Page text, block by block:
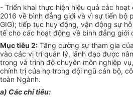
- Triển khai thực hiện hiệu quả các hoạt
2016 về bình đẳng giới và vì sự tiến bộ
GIG); tiếp tục huy động, vận động sự
tế cho các hoạt động về bình đẳng giới
Mục tiêu 2: Tăng cường sự tham gia
vào các vị trí quản lý, lãnh đạo được
trọng và trình độ chuyên môn nghiệp
chính trị của họ trong đội ngũ cán bộ,
toàn Ngành.
a) Các chỉ tiêu: